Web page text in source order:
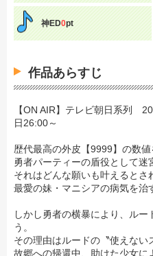
神ED0pt
作品あらすじ
【ON AIR】テレビ朝日系列
日26:00～
歴代最高の外皮【9999】の数値
勇者パーティーの盾役として迷
それはどんな願いも叶えるとさ
最愛の妹・マニシアの病気を
しかし勇者の横暴により、ル
う。
その理由はルードの〝使えな
故郷への帰還中、助けた少女